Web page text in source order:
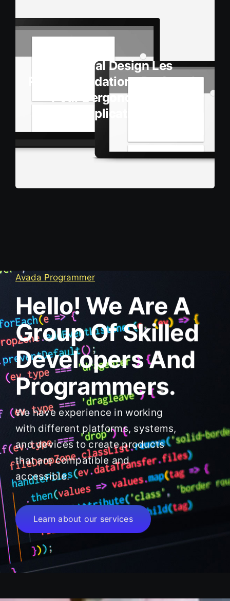
Material Design Les
Recommandations De Google
Pour L’ergonomie Des
Applications
Avada Programmer
Hello! We Are A
Group Of Skilled
Developers And
Programmers.
We have experience in working
with different platforms, systems,
and devices to create products
that are compatible and
accessible.
Learn about our services